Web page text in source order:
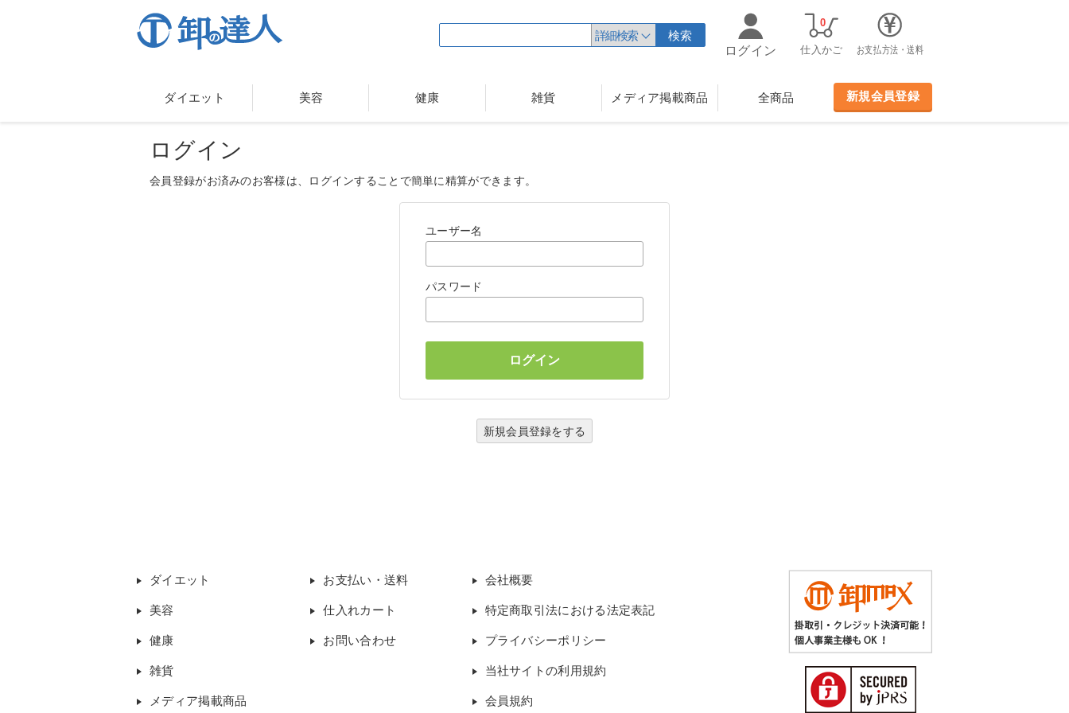
詳細検索
検索
ログイン
仕入かご
0
お支払方法・送料
ダイエット 美容 健康 雑貨 メディア掲載商品 全商品 新規会員登録
ログイン
会員登録がお済みのお客様は、ログインすることで簡単に精算ができます。
ユーザー名
パスワード
新規会員登録をする
ダイエット
美容
健康
雑貨
メディア掲載商品
お支払い・送料
仕入れカート
お問い合わせ
会社概要
特定商取引法における法定表記
プライバシーポリシー
当社サイトの利用規約
会員規約